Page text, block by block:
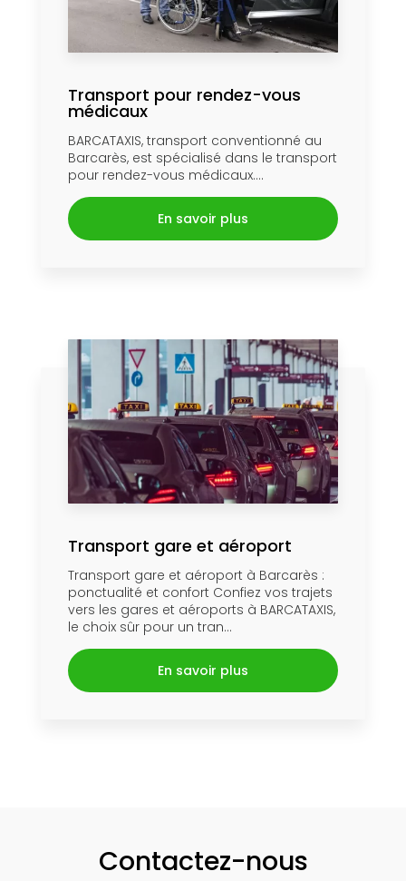
Transport pour rendez-vous
médicaux
BARCATAXIS, transport conventionné au
Barcarès, est spécialisé dans le transport
pour rendez-vous médicaux....
En savoir plus
Transport gare et aéroport
Transport gare et aéroport à Barcarès :
ponctualité et confort Confiez vos trajets
vers les gares et aéroports à BARCATAXIS,
le choix sûr pour un tran...
En savoir plus
Contactez-nous